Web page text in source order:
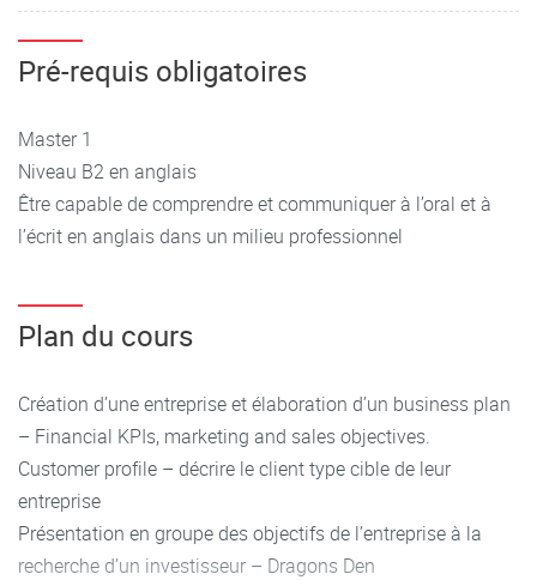
• Comprendre des extraits audio et vidéo de sources variées
et être capable d’en rendre compte.
• Faire une présentation orale sur un thème d’actualité, ou
• S’exprimer avec aisance et fluidité avec un vocabulaire
varié dans des contextes divers, lors de débats ou
discussions, en développant une argumentation critique
sur un sujet donné.
synthétiser des données issues de sources variées, afin
d’en faire un commentaire de texte.
presse ou un essai sur un sujet donné.
Pré-requis obligatoires
Master 1
Niveau B2 en anglais
Être capable de comprendre et communiquer à l’oral et à
l’écrit en anglais dans un milieu professionnel
Plan du cours
Création d’une entreprise et élaboration d’un business plan
– Financial KPIs, marketing and sales objectives.
Customer profile – décrire le client type cible de leur
entreprise
Présentation en groupe des objectifs de l’entreprise à la
recherche d’un investisseur – Dragons Den